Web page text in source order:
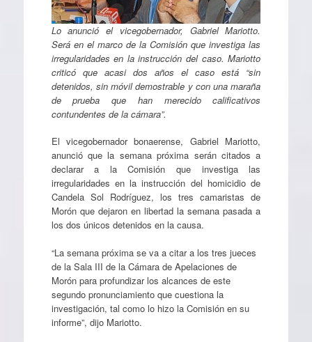
Lo anunció el vicegobernador, Gabriel Mariotto.
Será en el marco de la Comisión que investiga las
irregularidades en la instrucción del caso. Mariotto
criticó que acasi dos años el caso está “sin
detenidos, sin móvil demostrable y con una maraña
de prueba que han merecido calificativos
contundentes de la cámara”.
El vicegobernador bonaerense, Gabriel Mariotto,
anunció que la semana próxima serán citados a
declarar a la Comisión que investiga las
irregularidades en la instrucción del homicidio de
Candela Sol Rodríguez, los tres camaristas de
Morón que dejaron en libertad la semana pasada a
los dos únicos detenidos en la causa.
“La semana próxima se va a citar a los tres jueces
de la Sala III de la Cámara de Apelaciones de
Morón para profundizar los alcances de este
segundo pronunciamiento que cuestiona la
investigación, tal como lo hizo la Comisión en su
informe”, dijo Mariotto.